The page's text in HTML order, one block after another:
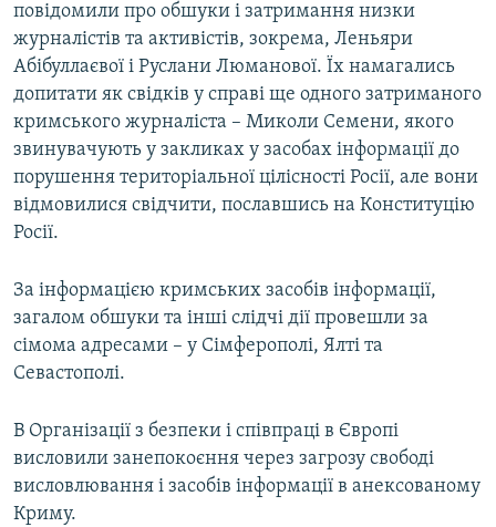
повідомили про обшуки і затримання низки
журналістів та активістів, зокрема, Леньяри
Абібуллаєвої і Руслани Люманової. Їх намагались
допитати як свідків у справі ще одного затриманого
кримського журналіста – Миколи Семени, якого
звинувачують у закликах у засобах інформації до
порушення територіальної цілісності Росії, але вони
відмовилися свідчити, пославшись на Конституцію
Росії.
За інформацією кримських засобів інформації,
загалом обшуки та інші слідчі дії провешли за
сімома адресами – у Сімферополі, Ялті та
Севастополі.
В Організації з безпеки і співпраці в Європі
висловили занепокоєння через загрозу свободі
висловлювання і засобів інформації в анексованому
Криму.